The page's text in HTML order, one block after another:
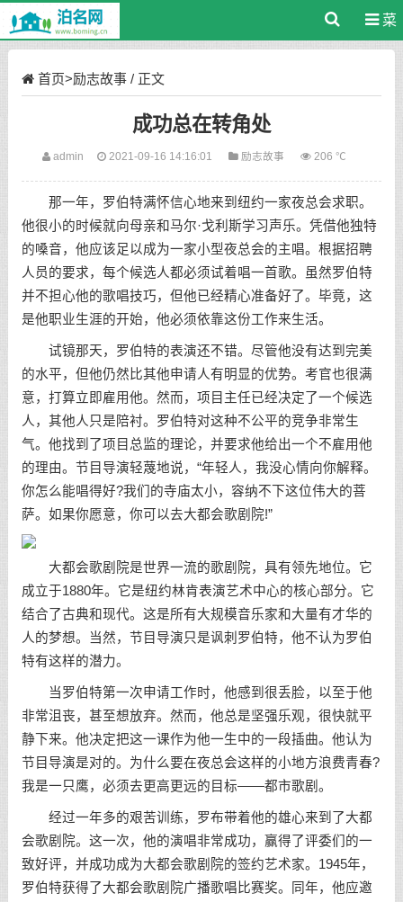
菜
首页>励志故事/ 正文
成功总在转角处
admin 2021-09-16 14:16:01 励志故事 206 ℃
那一年，罗伯特满怀信心地来到纽约一家夜总会求职。
他很小的时候就向母亲和马尔·戈利斯学习声乐。凭借他独特
的嗓音，他应该足以成为一家小型夜总会的主唱。根据招聘
人员的要求，每个候选人都必须试着唱一首歌。虽然罗伯特
并不担心他的歌唱技巧，但他已经精心准备好了。毕竟，这
是他职业生涯的开始，他必须依靠这份工作来生活。
试镜那天，罗伯特的表演还不错。尽管他没有达到完美
的水平，但他仍然比其他申请人有明显的优势。考官也很满
意，打算立即雇用他。然而，项目主任已经决定了一个候选
人，其他人只是陪衬。罗伯特对这种不公平的竞争非常生
气。他找到了项目总监的理论，并要求他给出一个不雇用他
的理由。节目导演轻蔑地说，“年轻人，我没心情向你解释。
你怎么能唱得好?我们的寺庙太小，容纳不下这位伟大的菩
萨。如果你愿意，你可以去大都会歌剧院!”
大都会歌剧院是世界一流的歌剧院，具有领先地位。它
成立于1880年。它是纽约林肯表演艺术中心的核心部分。它
结合了古典和现代。这是所有大规模音乐家和大量有才华的
人的梦想。当然，节目导演只是讽刺罗伯特，他不认为罗伯
特有这样的潜力。
当罗伯特第一次申请工作时，他感到很丢脸，以至于他
非常沮丧，甚至想放弃。然而，他总是坚强乐观，很快就平
静下来。他决定把这一课作为他一生中的一段插曲。他认为
节目导演是对的。为什么要在夜总会这样的小地方浪费青春?
我是一只鹰，必须去更高更远的目标——都市歌剧。
经过一年多的艰苦训练，罗布带着他的雄心来到了大都
会歌剧院。这一次，他的演唱非常成功，赢得了评委们的一
致好评，并成功成为大都会歌剧院的签约艺术家。1945年，
罗伯特获得了大都会歌剧院广播歌唱比赛奖。同年，他应邀